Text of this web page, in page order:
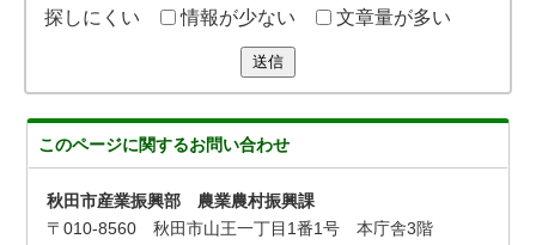
探しにくい
情報が少ない 文章量が多い
送信
このページに関するお問い合わせ
秋田市産業振興部 農業農村振興課
〒010-8560 秋田市山王一丁目1番1号 本庁舎3階